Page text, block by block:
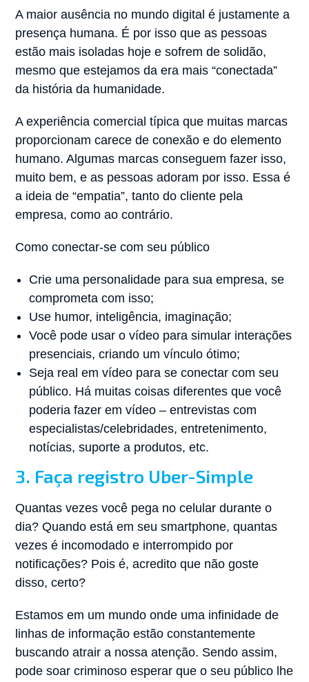
A maior ausência no mundo digital é justamente a
presença humana. É por isso que as pessoas
estão mais isoladas hoje e sofrem de solidão,
mesmo que estejamos da era mais “conectada”
da história da humanidade.
A experiência comercial típica que muitas marcas
proporcionam carece de conexão e do elemento
humano. Algumas marcas conseguem fazer isso,
muito bem, e as pessoas adoram por isso. Essa é
a ideia de “empatia”, tanto do cliente pela
empresa, como ao contrário.
Como conectar-se com seu público
Crie uma personalidade para sua empresa, se
comprometa com isso;
Use humor, inteligência, imaginação;
Você pode usar o vídeo para simular interações
presenciais, criando um vínculo ótimo;
Seja real em vídeo para se conectar com seu
público. Há muitas coisas diferentes que você
poderia fazer em vídeo – entrevistas com
especialistas/celebridades, entretenimento,
notícias, suporte a produtos, etc.
3. Faça registro Uber-Simple
Quantas vezes você pega no celular durante o
dia? Quando está em seu smartphone, quantas
vezes é incomodado e interrompido por
notificações? Pois é, acredito que não goste
disso, certo?
Estamos em um mundo onde uma infinidade de
linhas de informação estão constantemente
buscando atrair a nossa atenção. Sendo assim,
pode soar criminoso esperar que o seu público lhe